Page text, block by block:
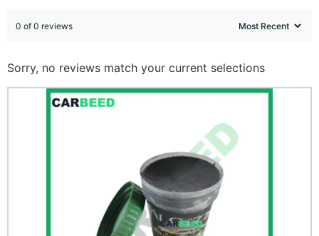
0 of 0 reviews
Sorry, no reviews match your current selections